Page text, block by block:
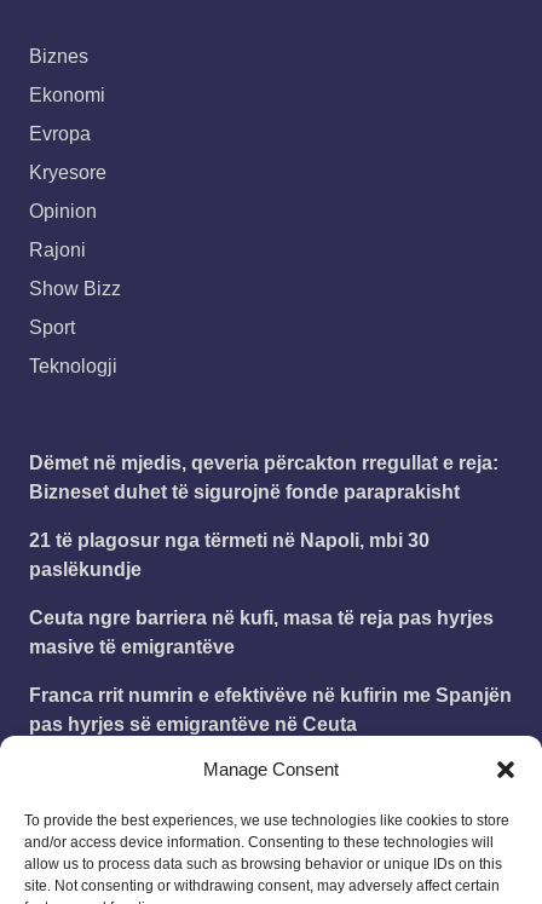
Manage Consent
To provide the best experiences, we use technologies like cookies to store
and/or access device information. Consenting to these technologies will
allow us to process data such as browsing behavior or unique IDs on this
site. Not consenting or withdrawing consent, may adversely affect certain
Biznes
Ekonomi
Evropa
Kryesore
Opinion
Rajoni
Show Bizz
Sport
Teknologji
Dëmet në mjedis, qeveria përcakton rregullat e reja:
Bizneset duhet të sigurojnë fonde paraprakisht
21 të plagosur nga tërmeti në Napoli, mbi 30
paslëkundje
Ceuta ngre barriera në kufi, masa të reja pas hyrjes
masive të emigrantëve
Franca rrit numrin e efektivëve në kufirin me Spanjën
pas hyrjes së emigrantëve në Ceuta
Zyrtare, Mario Mitaj transferohet te Genoa
Leonard onPublikohet struktura e vitit shkollor
2025 – 2026